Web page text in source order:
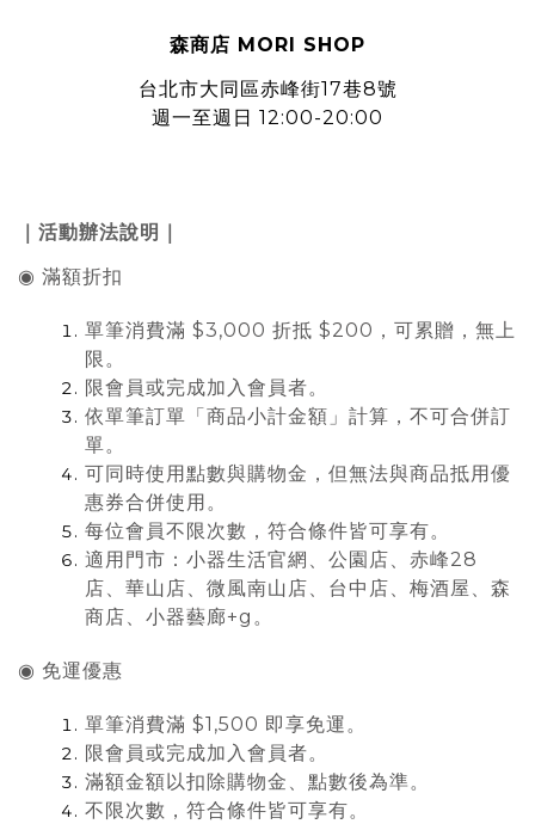
森商店 MORI SHOP
台北市大同區赤峰街17巷8號
週一至週日 12:00-20:00
｜活動辦法說明｜
◉ 滿額折扣
單筆消費滿 $3,000 折抵 $200，可累贈，無上
限。
限會員或完成加入會員者。
依單筆訂單「商品小計金額」計算，不可合併訂
單。
可同時使用點數與購物金，但無法與商品抵用優
惠券合併使用。
每位會員不限次數，符合條件皆可享有。
適用門市：小器生活官網、公園店、赤峰28
店、華山店、微風南山店、台中店、梅酒屋、森
商店、小器藝廊+g。
◉ 免運優惠
單筆消費滿 $1,500 即享免運。
限會員或完成加入會員者。
滿額金額以扣除購物金、點數後為準。
不限次數，符合條件皆可享有。